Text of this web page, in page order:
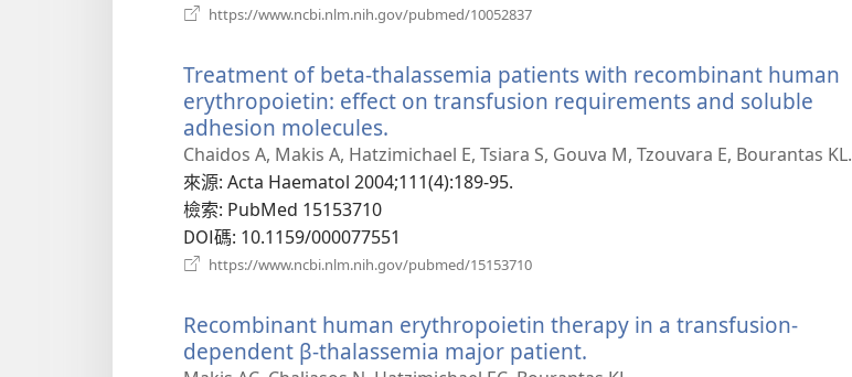
https://www.ncbi.nlm.nih.gov/pubmed/10052837
視
窗）
Treatment of beta-thalassemia patients with recombinant human
erythropoietin: effect on transfusion requirements and soluble
adhesion molecules.
啟
新
窗）
Chaidos A, Makis A, Hatzimichael E, Tsiara S, Gouva M, Tzouvara E, Bourantas KL.
來源‎: Acta Haematol 2004;111(4):189-95.
檢索‎: PubMed 15153710
DOI碼‎: 10.1159/000077551
https://www.ncbi.nlm.nih.gov/pubmed/15153710
視
窗）
Recombinant human erythropoietin therapy in a transfusion-
dependent β-thalassemia major patient.